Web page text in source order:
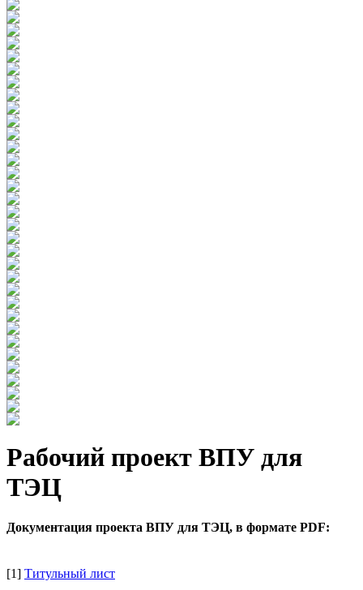
Рабочий проект ВПУ для
ТЭЦ
Документация проекта ВПУ для ТЭЦ, в формате PDF:
[1] Титульный лист